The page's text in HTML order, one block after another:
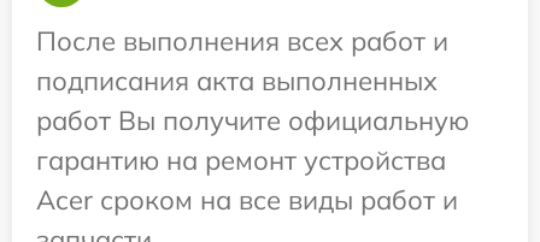
После выполнения всех работ и
подписания акта выполненных
работ Вы получите официальную
гарантию на ремонт устройства
Acer сроком на все виды работ и